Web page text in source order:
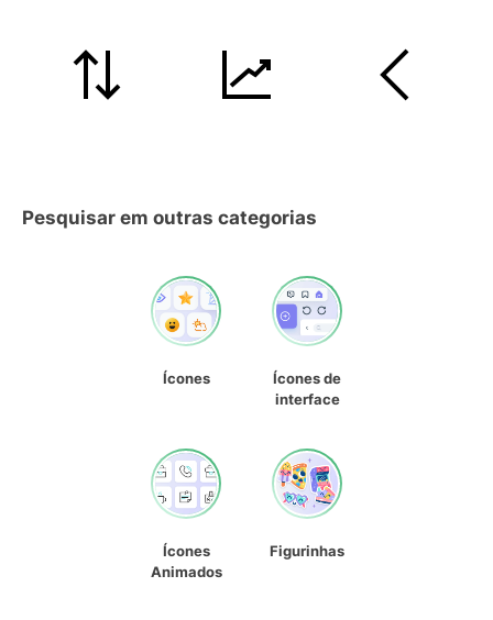
Pesquisar em outras categorias
Ícones
Ícones de
interface
Ícones
Animados
Figurinhas